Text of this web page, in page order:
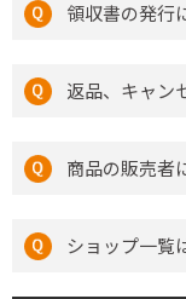
領収書の発行
返品、キャン
商品の販売者
ショップ一覧